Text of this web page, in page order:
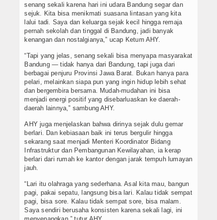
senang sekali karena hari ini udara Bandung segar dan
sejuk. Kita bisa menikmati suasana lintasan yang kita
lalui tadi. Saya dan keluarga sejak kecil hingga remaja
pernah sekolah dan tinggal di Bandung, jadi banyak
kenangan dan nostalgianya,” ucap Ketum AHY.
“Tapi yang jelas, senang sekali bisa menyapa masyarakat
Bandung — tidak hanya dari Bandung, tapi juga dari
berbagai penjuru Provinsi Jawa Barat. Bukan hanya para
pelari, melainkan siapa pun yang ingin hidup lebih sehat
dan bergembira bersama. Mudah-mudahan ini bisa
menjadi energi positif yang disebarluaskan ke daerah-
daerah lainnya,” sambung AHY.
AHY juga menjelaskan bahwa dirinya sejak dulu gemar
berlari. Dan kebiasaan baik ini terus bergulir hingga
sekarang saat menjadi Menteri Koordinator Bidang
Infrastruktur dan Pembangunan Kewilayahan, ia kerap
berlari dari rumah ke kantor dengan jarak tempuh lumayan
jauh.
“Lari itu olahraga yang sederhana. Asal kita mau, bangun
pagi, pakai sepatu, langsung bisa lari. Kalau tidak sempat
pagi, bisa sore. Kalau tidak sempat sore, bisa malam.
Saya sendiri berusaha konsisten karena sekali lagi, ini